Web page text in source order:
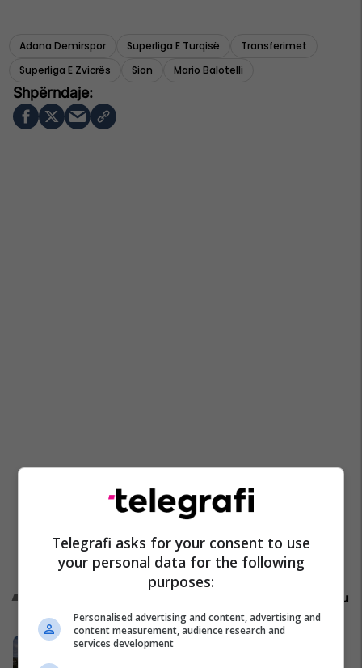
Adana Demirspor Superliga E Turqisë
Transferimet
Superliga E Zvicrës
Sion Mario Balotelli
Reklamo këtu
Petrol Company vazhdon të ofrojë
Telegrafi asks for your consent to use
your personal data for the following
purposes:
Personalised advertising and content, advertising and
content measurement, audience research and
services development